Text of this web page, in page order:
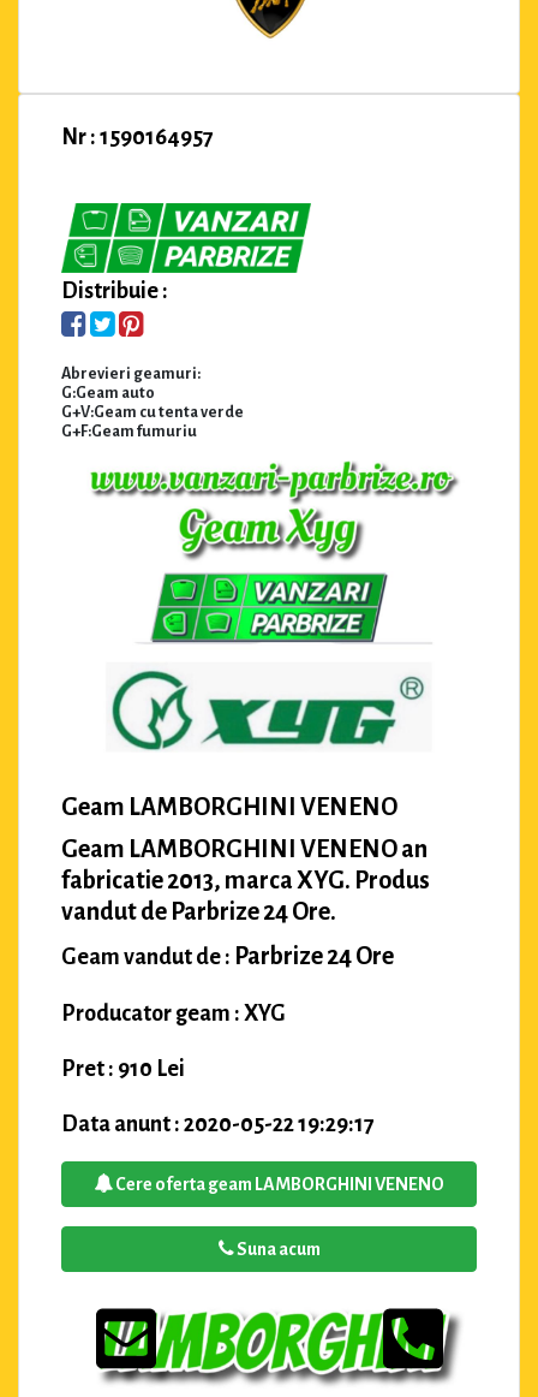
Nr : 1590164957
Distribuie :
Abrevieri geamuri:
G:Geam auto
G+V:Geam cu tenta verde
G+F:Geam fumuriu
Geam LAMBORGHINI VENENO
Geam LAMBORGHINI VENENO an
fabricatie 2013, marca XYG. Produs
vandut de Parbrize 24 Ore.
Geam vandut de : Parbrize 24 Ore
Producator geam : XYG
Pret : 910 Lei
Data anunt : 2020-05-22 19:29:17
Cere oferta geam LAMBORGHINI VENENO
Suna acum